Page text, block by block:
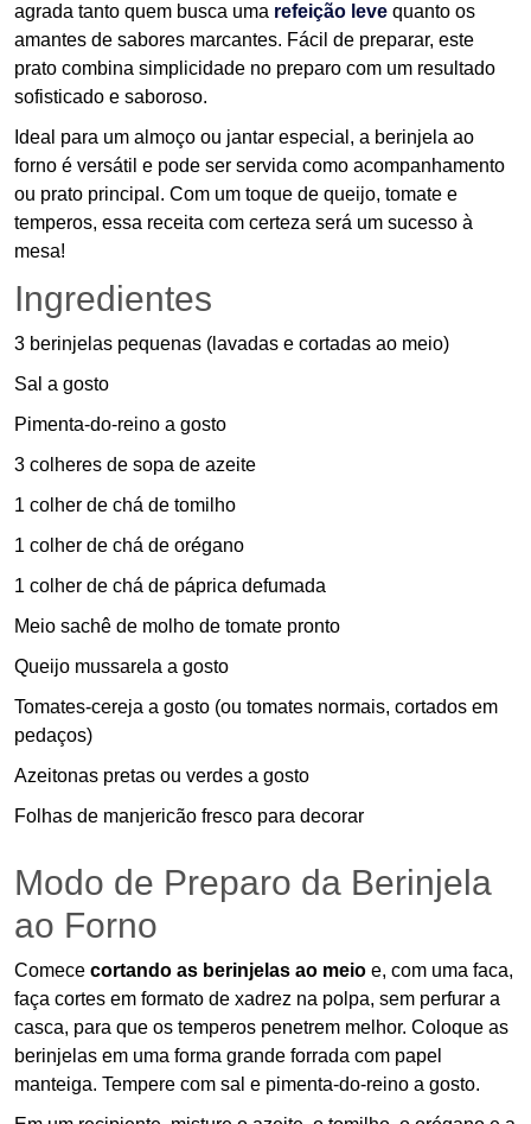
agrada tanto quem busca uma refeição leve quanto os
amantes de sabores marcantes. Fácil de preparar, este
prato combina simplicidade no preparo com um resultado
sofisticado e saboroso.
Ideal para um almoço ou jantar especial, a berinjela ao
forno é versátil e pode ser servida como acompanhamento
ou prato principal. Com um toque de queijo, tomate e
temperos, essa receita com certeza será um sucesso à
mesa!
Ingredientes
3 berinjelas pequenas (lavadas e cortadas ao meio)
Sal a gosto
Pimenta-do-reino a gosto
3 colheres de sopa de azeite
1 colher de chá de tomilho
1 colher de chá de orégano
1 colher de chá de páprica defumada
Meio sachê de molho de tomate pronto
Queijo mussarela a gosto
Tomates-cereja a gosto (ou tomates normais, cortados em
pedaços)
Azeitonas pretas ou verdes a gosto
Folhas de manjericão fresco para decorar
Modo de Preparo da Berinjela
ao Forno
Comece cortando as berinjelas ao meio e, com uma faca,
faça cortes em formato de xadrez na polpa, sem perfurar a
casca, para que os temperos penetrem melhor. Coloque as
berinjelas em uma forma grande forrada com papel
manteiga. Tempere com sal e pimenta-do-reino a gosto.